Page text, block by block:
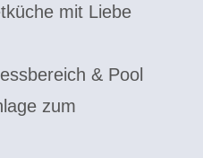
mit Liebe
& Pool
zum